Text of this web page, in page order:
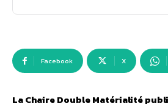
Facebook X
La Chaire Double Matérialité